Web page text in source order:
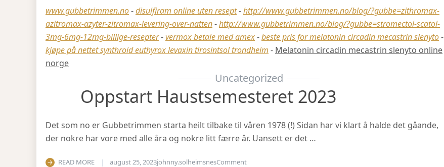
www.gubbetrimmen.no-disulfiram online uten resept-http://www.gubbetrimmen.no/blog/?gubbe=zithromax-
azitromax-azyter-zitromax-levering-over-natten-http://www.gubbetrimmen.no/blog/?gubbe=stromectol-scatol-
3mg-6mg-12mg-billige-resepter-vermox betale med amex-beste pris for melatonin circadin mecastrin slenyto-
kjøpe på nettet synthroid euthyrox levaxin tirosintsol trondheim - Melatonin circadin mecastrin slenyto online
norge
Uncategorized
Oppstart Haustsemesteret 2023
Det som no er Gubbetrimmen starta heilt tilbake til våren 1978 (!) Sidan har vi klart å halde det gåande,
der nokre har vore med alle åra og nokre litt færre år. Uansett er det …
READ MORE august 25, 2023johnny.solheimsnesCommenton Oppstart haustsemesteret 2023